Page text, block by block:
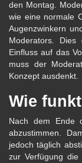
den Montag.
wie eine normale
Augenzwinkern
Moderators.
Einfluss auf das
muss der
Konzept ausdenkt.
Wie
Nach dem Ende
abzustimmen.
jedoch täglich
zur Verfügung die